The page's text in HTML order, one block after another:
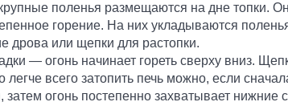
поленья размещаются на дне топки.
горение. На них укладываются
дрова или щепки для растопки.
— огонь начинает гореть сверху вниз.
всего затопить печь можно, если
затем огонь постепенно захватывает нижние